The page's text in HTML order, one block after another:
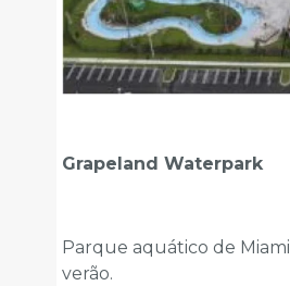
Grapeland Waterpark
Parque aquático de
verão.